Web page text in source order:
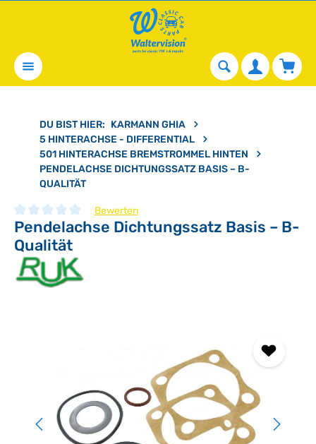
DU BIST HIER: KARMANN GHIA
5 HINTERACHSE - DIFFERENTIAL
501 HINTERACHSE BREMSTROMMEL HINTEN
PENDELACHSE DICHTUNGSSATZ BASIS – B-
QUALITÄT
Durchschnittliche Bewertung von 0 von 5 Sternen
Bewerten
Pendelachse Dichtungssatz Basis – B-
Qualität